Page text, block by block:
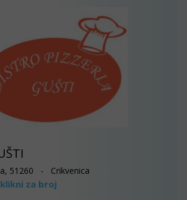
51260 - Crikvenica
klikni za broj